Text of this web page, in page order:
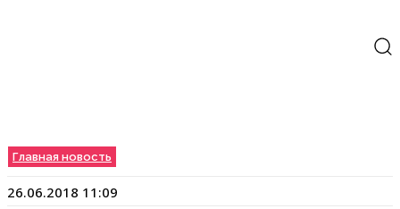
Главная новость
26.06.2018 11:09